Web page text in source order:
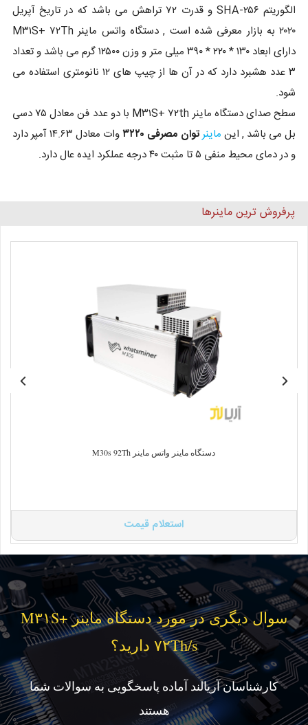
الگوریتم SHA-۲۵۶ و قدرت ۷۲ تراهش می باشد که در تاریخ آپریل
۲۰۲۰ به بازار معرفی شده است , دستگاه واتس ماینر M۳۱S+ ۷۲Th
دارای ابعاد ۱۳۰ * ۲۲۰ * ۳۹۰ میلی متر و وزن ۱۲۵۰۰ گرم می باشد و تعداد
۳ عدد هشبرد دارد که در آن ها از چیپ های ۱۲ نانومتری استفاده می
شود.
سطح صدای دستگاه ماینر M۳۱S+ ۷۲th با دو عدد فن معادل ۷۵ دسی
بل می باشد , این ماینرتوان مصرفی ۳۲۲۰
وات معادل ۱۴.۶۳ آمپر دارد
و در دمای محیط منفی ۵ تا مثبت ۴۰ درجه عملکرد ایده عال دارد.
پرفروش ترین ماینرها
دستگاه ماینر واتس ماینر M30s 92Th
استعلام قیمت
سوال دیگری در مورد دستگاه ماینر M۳۱S+
۷۲Th/s دارید؟
کارشناسان آریالند آماده پاسخگویی به سوالات شما
هستند